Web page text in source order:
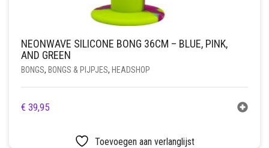
NEONWAVE SILICONE BONG 36CM – BLUE, PINK,
AND GREEN
BONGS, BONGS & PIJPJES, HEADSHOP
€ 39,95
Toevoegen aan verlanglijst